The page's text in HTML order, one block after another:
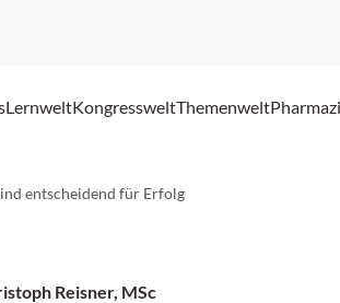
LernweltKongressweltThemenwelt
entscheidend für Erfolg
Reisner, MSc